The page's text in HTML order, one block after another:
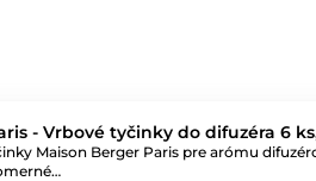
- Vrbové tyčinky do difuzéra 6
Maison Berger Paris pre arómu